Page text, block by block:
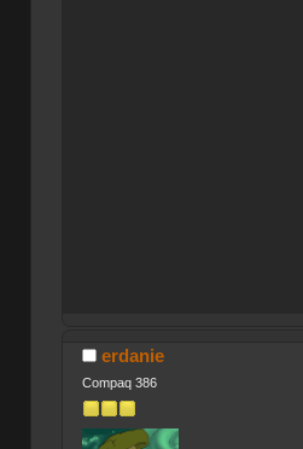
erdanie
Compaq 386